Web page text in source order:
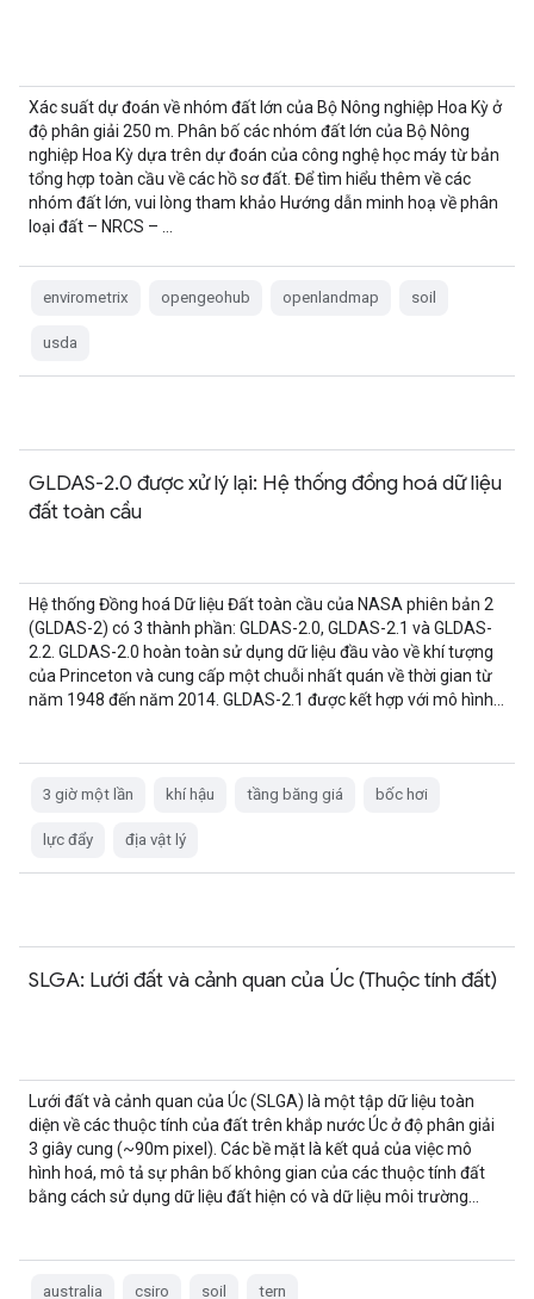
Xác suất dự đoán về nhóm đất lớn của Bộ Nông nghiệp Hoa Kỳ ở
độ phân giải 250 m. Phân bố các nhóm đất lớn của Bộ Nông
nghiệp Hoa Kỳ dựa trên dự đoán của công nghệ học máy từ bản
tổng hợp toàn cầu về các hồ sơ đất. Để tìm hiểu thêm về các
nhóm đất lớn, vui lòng tham khảo Hướng dẫn minh hoạ về phân
loại đất – NRCS – …
envirometrix opengeohub openlandmap soil
usda
GLDAS-2.0 được xử lý lại: Hệ thống đồng hoá dữ liệu
đất toàn cầu
Hệ thống Đồng hoá Dữ liệu Đất toàn cầu của NASA phiên bản 2
(GLDAS-2) có 3 thành phần: GLDAS-2.0, GLDAS-2.1 và GLDAS-
2.2. GLDAS-2.0 hoàn toàn sử dụng dữ liệu đầu vào về khí tượng
của Princeton và cung cấp một chuỗi nhất quán về thời gian từ
năm 1948 đến năm 2014. GLDAS-2.1 được kết hợp với mô hình…
3 giờ một lần khí hậu tầng băng giá bốc hơi
lực đẩy địa vật lý
SLGA: Lưới đất và cảnh quan của Úc (Thuộc tính đất)
Lưới đất và cảnh quan của Úc (SLGA) là một tập dữ liệu toàn
diện về các thuộc tính của đất trên khắp nước Úc ở độ phân giải
3 giây cung (~90m pixel). Các bề mặt là kết quả của việc mô
hình hoá, mô tả sự phân bố không gian của các thuộc tính đất
bằng cách sử dụng dữ liệu đất hiện có và dữ liệu môi trường…
australia csiro soil tern